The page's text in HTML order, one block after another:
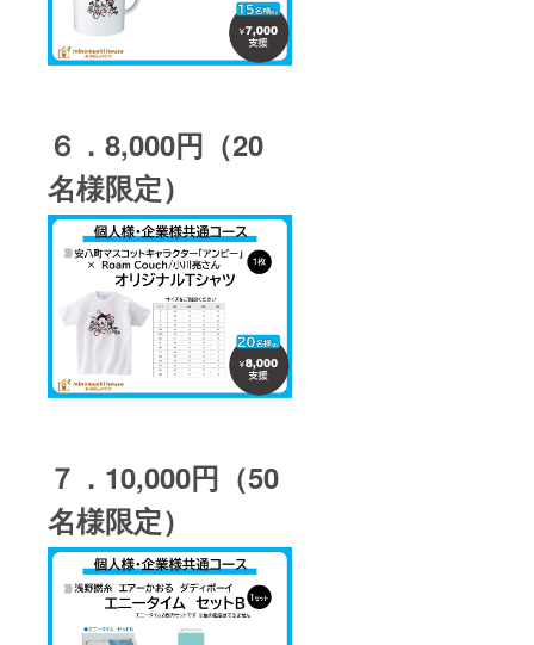
６．8,000円（20
名様限定）
７．10,000円（50
名様限定）